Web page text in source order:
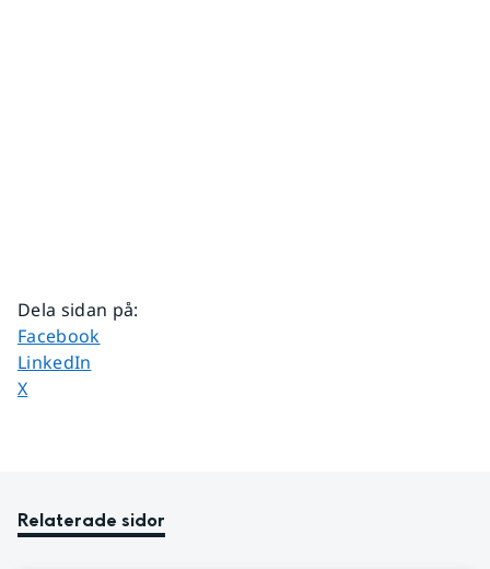
Dela sidan på:
Dela sidan på
Facebook
Dela sidan på
LinkedIn
Dela sidan på
X
Relaterade sidor